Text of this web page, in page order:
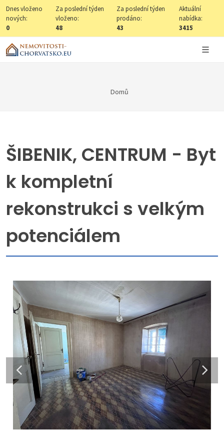
Dnes vloženo
nových:
0
Za poslední týden
vloženo:
48
Za poslední týden
prodáno:
43
Aktuální
nabídka:
3415
Domů
ŠIBENIK, CENTRUM - Byt
k kompletní
rekonstrukci s velkým
potenciálem